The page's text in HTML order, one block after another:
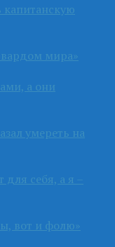
мира»
а они
умереть на
себя, а я –
вот и фолю»